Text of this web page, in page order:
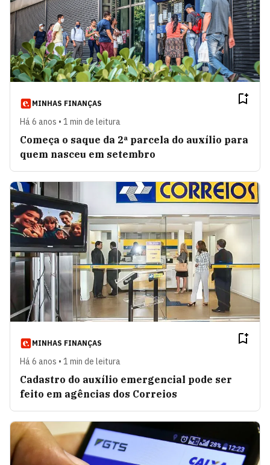
MINHAS FINANÇAS
Há 6 anos • 1 min de leitura
Começa o saque da 2ª parcela do auxílio para
quem nasceu em setembro
MINHAS FINANÇAS
Há 6 anos • 1 min de leitura
Cadastro do auxílio emergencial pode ser
feito em agências dos Correios